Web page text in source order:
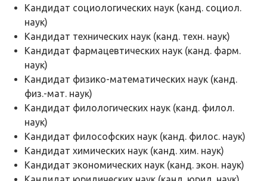
Кандидат социологических наук (канд. социол.
наук)
Кандидат технических наук (канд. техн. наук)
Кандидат фармацевтических наук (канд. фарм.
наук)
Кандидат физико-математических наук (канд.
физ.-мат. наук)
Кандидат филологических наук (канд. филол.
наук)
Кандидат философских наук (канд. филос. наук)
Кандидат химических наук (канд. хим. наук)
Кандидат экономических наук (канд. экон. наук)